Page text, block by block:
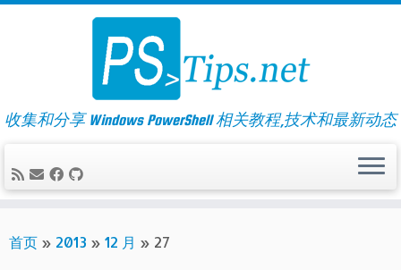
Skip
收集和分享 Windows PowerShell 相关教程,技术和最新动态
首页 » 2013 » 12 月 » 27